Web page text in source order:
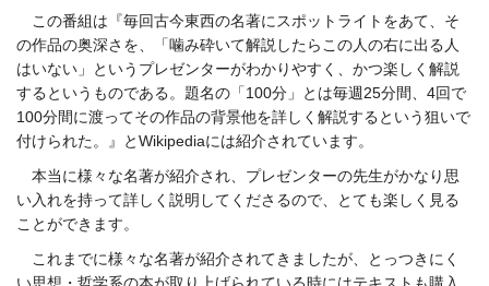
この番組は『毎回古今東西の名著にスポットライトをあて、そ
の作品の奥深さを、「噛み砕いて解説したらこの人の右に出る人
はいない」というプレゼンターがわかりやすく、かつ楽しく解説
するというものである。題名の「100分」とは毎週25分間、4回で
100分間に渡ってその作品の背景他を詳しく解説するという狙いで
付けられた。
』とWikipediaには紹介されています。
本当に様々な名著が紹介され、プレゼンターの先生がかなり思
い入れを持って詳しく説明してくださるので、とても楽しく見る
ことができます。
これまでに様々な名著が紹介されてきましたが、とっつきにく